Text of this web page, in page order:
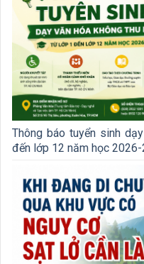
Thông báo tuyển sinh
đến lớp 12 năm học